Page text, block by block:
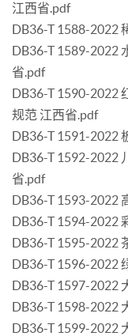
江西省.pdf
DB36-T 1588-2022
DB36-T 1589-2022
省.pdf
DB36-T 1590-2022
规范 江西省.pdf
DB36-T 1591-2022
DB36-T 1592-2022
省.pdf
DB36-T 1593-2022
DB36-T 1594-2022
DB36-T 1595-2022
DB36-T 1596-2022
DB36-T 1597-2022
DB36-T 1598-2022
DB36-T 1599-2022